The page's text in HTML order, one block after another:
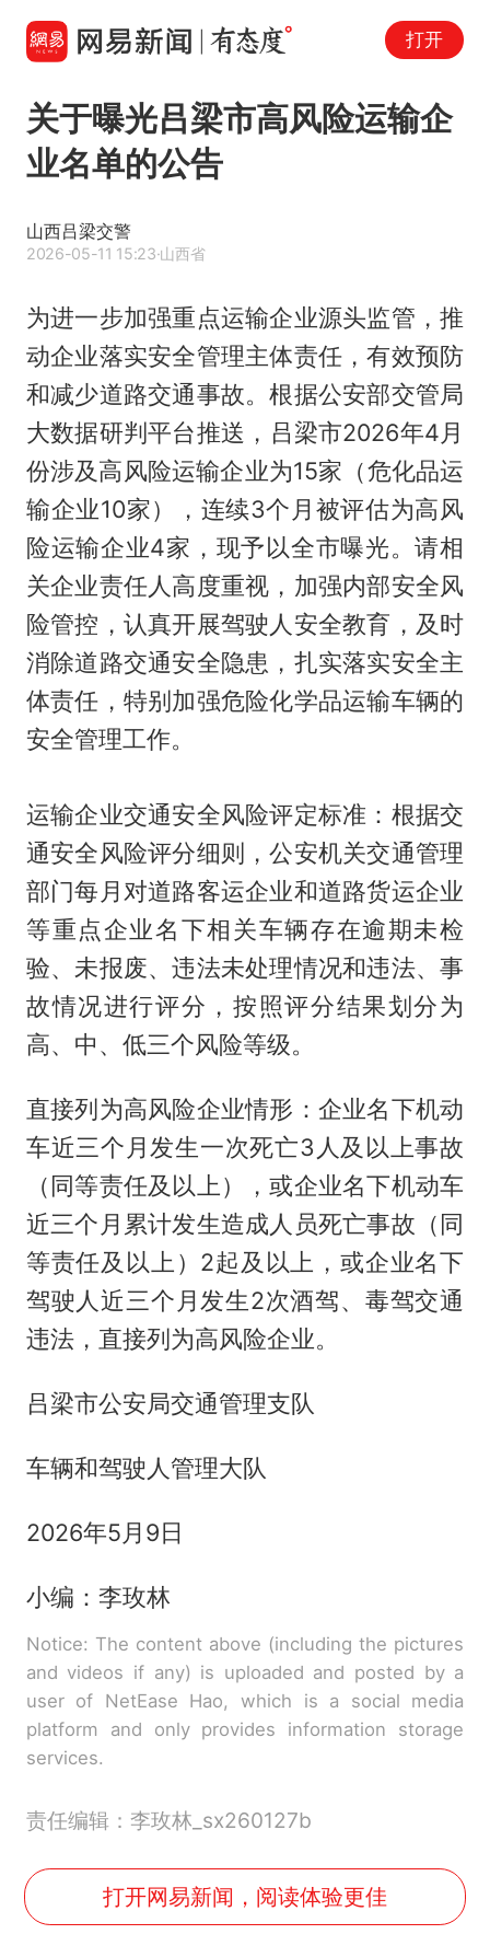
打开
关于曝光吕梁市高风险运输企
业名单的公告
山西吕梁交警
2026-05-11 15:23·山西省
为进一步加强重点运输企业源头监管，推
动企业落实安全管理主体责任，有效预防
和减少道路交通事故。根据公安部交管局
大数据研判平台推送，吕梁市2026年4月
份涉及高风险运输企业为15家（危化品运
输企业10家），连续3个月被评估为高风
险运输企业4家，现予以全市曝光。请相
关企业责任人高度重视，加强内部安全风
险管控，认真开展驾驶人安全教育，及时
消除道路交通安全隐患，扎实落实安全主
体责任，特别加强危险化学品运输车辆的
安全管理工作。
运输企业交通安全风险评定标准：根据交
通安全风险评分细则，公安机关交通管理
部门每月对道路客运企业和道路货运企业
等重点企业名下相关车辆存在逾期未检
验、未报废、违法未处理情况和违法、事
故情况进行评分，按照评分结果划分为
高、中、低三个风险等级。
直接列为高风险企业情形：企业名下机动
车近三个月发生一次死亡3人及以上事故
（同等责任及以上），或企业名下机动车
近三个月累计发生造成人员死亡事故（同
等责任及以上）2起及以上，或企业名下
驾驶人近三个月发生2次酒驾、毒驾交通
违法，直接列为高风险企业。
吕梁市公安局交通管理支队
车辆和驾驶人管理大队
2026年5月9日
小编：李玫林
Notice: The content above (including the pictures
and videos if any) is uploaded and posted by a
user of NetEase Hao, which is a social media
platform and only provides information storage
services.
责任编辑：李玫林_sx260127b
打开网易新闻，阅读体验更佳